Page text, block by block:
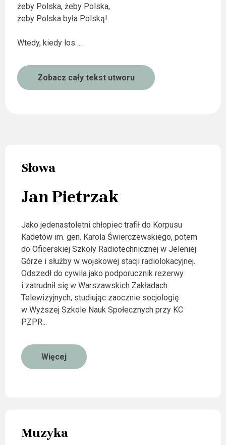
żeby Polska, żeby Polska,
żeby Polska była Polską!
Wtedy, kiedy los ...
Zobacz cały tekst utworu
Słowa
Jan Pietrzak
Jako jedenastoletni chłopiec trafił do Korpusu
Kadetów im. gen. Karola Świerczewskiego, potem
do Oficerskiej Szkoły Radiotechnicznej w Jeleniej
Górze i służby w wojskowej stacji radiolokacyjnej.
Odszedł do cywila jako podporucznik rezerwy
i zatrudnił się w Warszawskich Zakładach
Telewizyjnych, studiując zaocznie socjologię
w Wyższej Szkole Nauk Społecznych przy KC
PZPR...
Więcej
Muzyka